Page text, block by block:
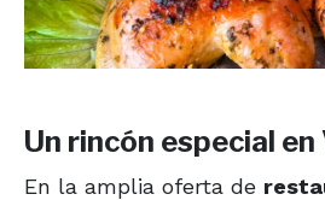
Un rincón especial
En la amplia oferta de